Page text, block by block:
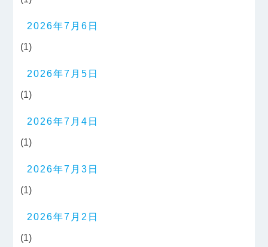
2026年7月6日
(1)
2026年7月5日
(1)
2026年7月4日
(1)
2026年7月3日
(1)
2026年7月2日
(1)